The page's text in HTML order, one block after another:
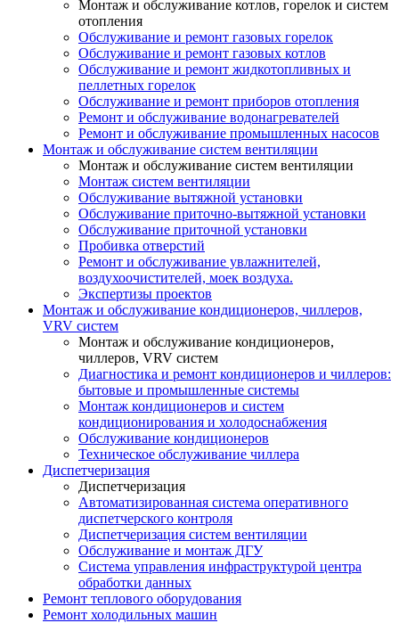
Монтаж и обслуживание котлов, горелок и систем
отопления
Обслуживание и ремонт газовых горелок
Обслуживание и ремонт газовых котлов
Обслуживание и ремонт жидкотопливных и
пеллетных горелок
Обслуживание и ремонт приборов отопления
Ремонт и обслуживание водонагревателей
Ремонт и обслуживание промышленных насосов
Монтаж и обслуживание систем вентиляции
Монтаж и обслуживание систем вентиляции
Монтаж систем вентиляции
Обслуживание вытяжной установки
Обслуживание приточно-вытяжной установки
Обслуживание приточной установки
Пробивка отверстий
Ремонт и обслуживание увлажнителей,
воздухоочистителей, моек воздуха.
Экспертизы проектов
Монтаж и обслуживание кондиционеров, чиллеров,
VRV систем
Монтаж и обслуживание кондиционеров,
чиллеров, VRV систем
Диагностика и ремонт кондиционеров и чиллеров:
бытовые и промышленные системы
Монтаж кондиционеров и систем
кондиционирования и холодоснабжения
Обслуживание кондиционеров
Техническое обслуживание чиллера
Диспетчеризация
Диспетчеризация
Автоматизированная система оперативного
диспетчерского контроля
Диспетчеризация систем вентиляции
Обслуживание и монтаж ДГУ
Система управления инфраструктурой центра
обработки данных
Ремонт теплового оборудования
Ремонт холодильных машин